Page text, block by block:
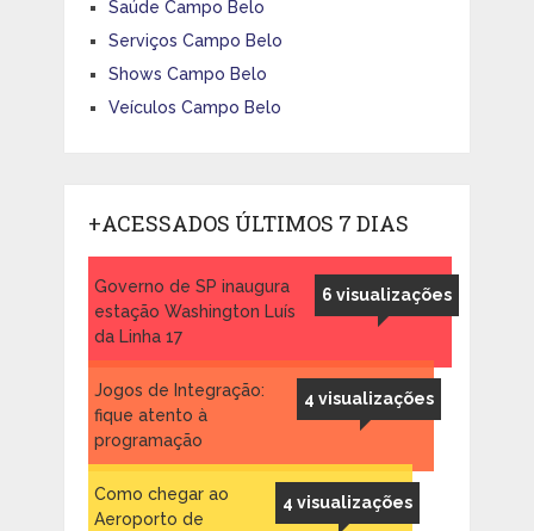
Saúde Campo Belo
Serviços Campo Belo
Shows Campo Belo
Veículos Campo Belo
+ACESSADOS ÚLTIMOS 7 DIAS
6 visualizações
Governo de SP inaugura
estação Washington Luís
da Linha 17
4 visualizações
Jogos de Integração:
fique atento à
programação
4 visualizações
Como chegar ao
Aeroporto de